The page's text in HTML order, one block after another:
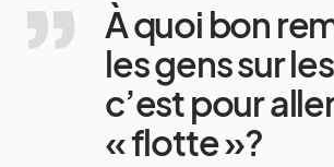
À quoi bon
les gens sur
c’est pour
« flotte »?